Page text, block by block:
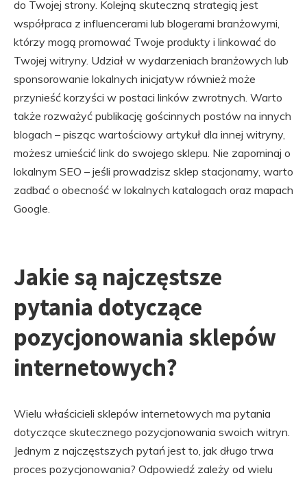
do Twojej strony. Kolejną skuteczną strategią jest
współpraca z influencerami lub blogerami branżowymi,
którzy mogą promować Twoje produkty i linkować do
Twojej witryny. Udział w wydarzeniach branżowych lub
sponsorowanie lokalnych inicjatyw również może
przynieść korzyści w postaci linków zwrotnych. Warto
także rozważyć publikację gościnnych postów na innych
blogach – pisząc wartościowy artykuł dla innej witryny,
możesz umieścić link do swojego sklepu. Nie zapominaj o
lokalnym SEO – jeśli prowadzisz sklep stacjonarny, warto
zadbać o obecność w lokalnych katalogach oraz mapach
Google.
Jakie są najczęstsze
pytania dotyczące
pozycjonowania sklepów
internetowych?
Wielu właścicieli sklepów internetowych ma pytania
dotyczące skutecznego pozycjonowania swoich witryn.
Jednym z najczęstszych pytań jest to, jak długo trwa
proces pozycjonowania? Odpowiedź zależy od wielu